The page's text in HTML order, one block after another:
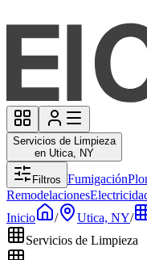
Servicios de Limpieza
en Utica, NY
Filtros Fumigación
Remodelaciones
Inicio
/ Utica, NY/
Servicios de Limpieza